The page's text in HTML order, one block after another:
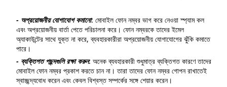
- অপ্রয়োজনীয় যোগাযোগ কমানো: মোবাইল ফোন নম্বর ভাগ করে নেওয়া স্প্যাম কল
এবং অপ্রয়োজনীয় বার্তা পেতে পরিচালনা করে। ফোন নম্বরকে তাদের ইমেল
অ্যাকাউন্টের সাথে যুক্ত না করে, ব্যবহারকারীরা অপ্রয়োজনীয় যোগাযোগের ঝুঁকি কমাতে
পারে।
- ব্যক্তিগত পছন্দগুলি রক্ষা করুন: অনেক ব্যবহারকারী শুধুমাত্র ব্যক্তিগত কারণে তাদের
মোবাইল ফোন নম্বর প্রকাশ করতে চান না। তারা তাদের ফোন নম্বর গোপন রাখাতেই
স্বাচ্ছন্দ্যবোধ করেন এবং কেবল বিশ্বস্ত সম্পর্কের সঙ্গে শেয়ার করেন।